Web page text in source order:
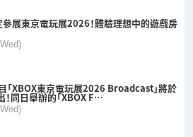
參展東京電玩展2026！體驗理想中的遊戲房
「XBOX東京電玩展2026 Broadcast」將於
同日舉辦的「XBOX F…